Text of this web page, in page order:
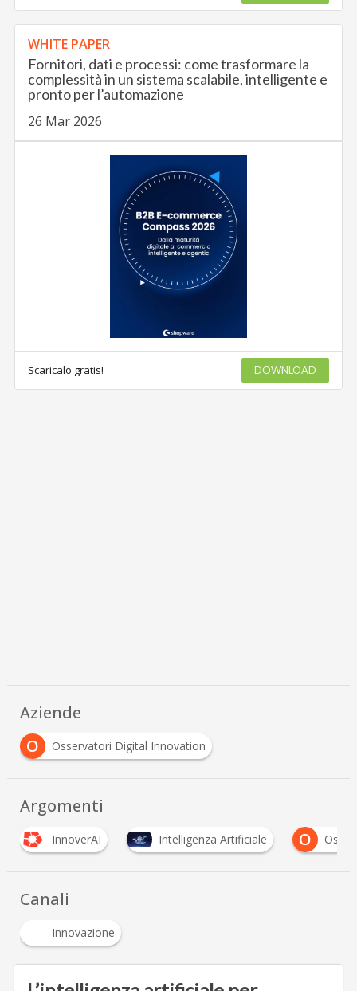
WHITE PAPER
Fornitori, dati e processi: come trasformare la
complessità in un sistema scalabile, intelligente e
pronto per l’automazione
26 Mar 2026
Scaricalo gratis! DOWNLOAD
Aziende
O
Osservatori Digital Innovation
Argomenti
InnoverAI Intelligenza Artificiale O
Canali
Innovazione